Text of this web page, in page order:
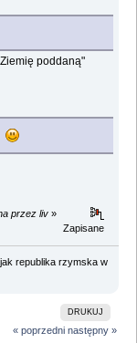
poddaną"
przez liv »
Zapisane
republika rzymska w
DRUKUJ
« poprzedni następny »